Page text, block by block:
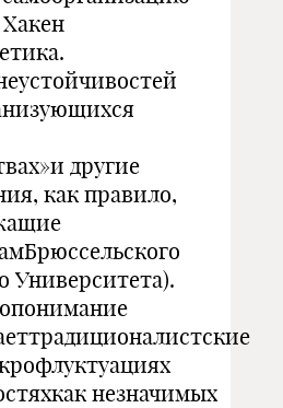
другие
как правило,
Университета).
незначимых